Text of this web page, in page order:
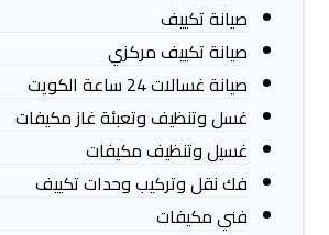
صيانة تكييف
صيانة تكييف مركزي
صيانة غسالات 24 ساعة الكويت
غسل وتنظيف وتعبئة غاز مكيفات
غسيل وتنظيف مكيفات
فك نقل وتركيب وحدات تكييف
فني مكيفات